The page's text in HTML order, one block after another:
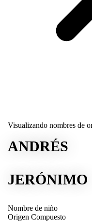
Visualizando nombres de
ANDRÉS
JERÓNIMO
Nombre de niño
Origen Compuesto